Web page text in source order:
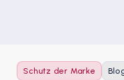
Schutz der Marke